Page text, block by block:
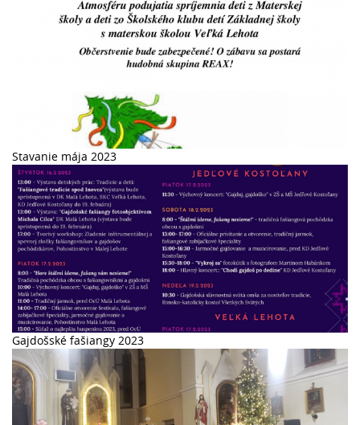
Stavanie mája 2023
Gajdošské fašiangy 2023